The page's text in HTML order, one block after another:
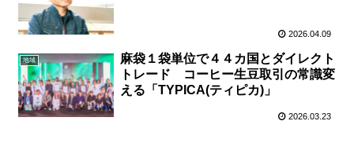
2026.04.09
地域
麻袋１袋単位で４４カ国とダイレクト
トレード コーヒー生豆取引の常識変
える「TYPICA(ティピカ)」
2026.03.23